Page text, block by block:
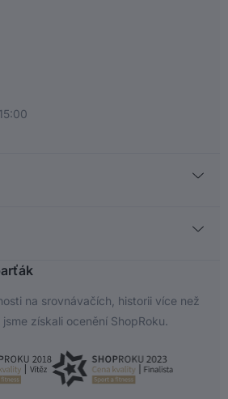
na srovnávačích, historii více než
získali ocenění ShopRoku.